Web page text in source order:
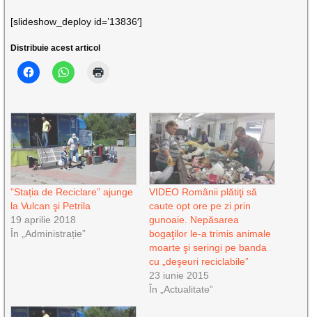
[slideshow_deploy id=’13836′]
Distribuie acest articol
”Stația de Reciclare” ajunge
la Vulcan şi Petrila
19 aprilie 2018
În „Administrație”
VIDEO Românii plătiţi să
caute opt ore pe zi prin
gunoaie. Nepăsarea
bogaţilor le-a trimis animale
moarte şi seringi pe banda
cu „deşeuri reciclabile”
23 iunie 2015
În „Actualitate”